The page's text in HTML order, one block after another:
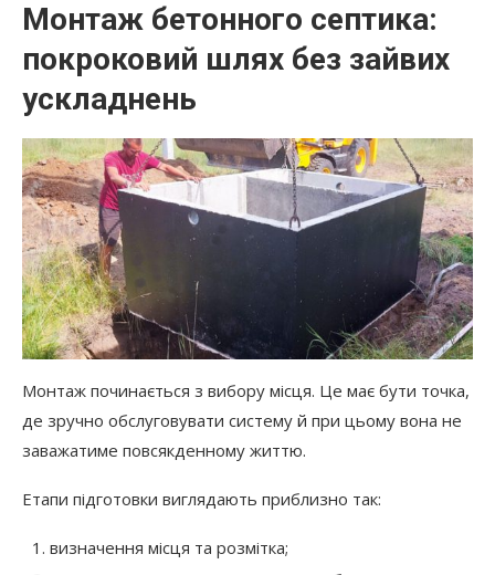
Монтаж бетонного септика:
покроковий шлях без зайвих
ускладнень
Монтаж починається з вибору місця. Це має бути точка,
де зручно обслуговувати систему й при цьому вона не
заважатиме повсякденному життю.
Етапи підготовки виглядають приблизно так:
визначення місця та розмітка;